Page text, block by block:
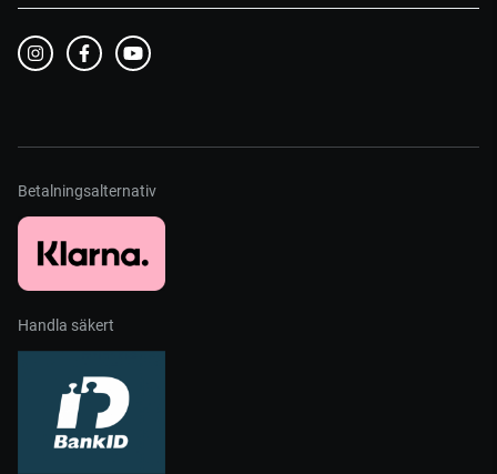
Betalningsalternativ
Handla säkert